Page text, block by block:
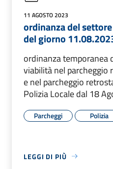
11 AGOSTO 2023
ordinanza del
del giorno
ordinanza temporanea
viabilità nel
e nel parcheggio
Polizia Locale dal 18
Parcheggi Polizia
LEGGI DI PIÙ